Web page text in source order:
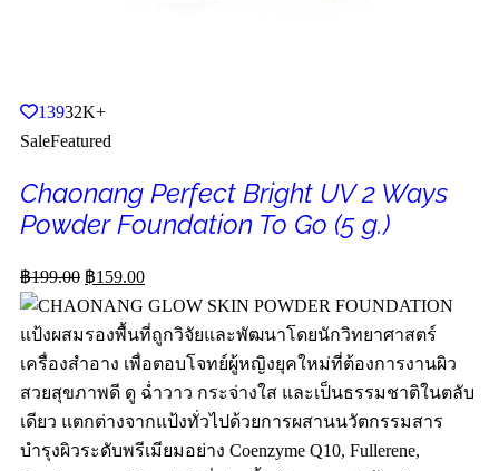
13932K+
SaleFeatured
Chaonang Perfect Bright UV 2 Ways
Powder Foundation To Go (5 g.)
฿199.00 ฿159.00